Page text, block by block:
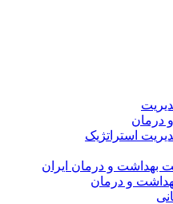
درمان
استراتژیک
بهداشت و درمان ایران
و درمان